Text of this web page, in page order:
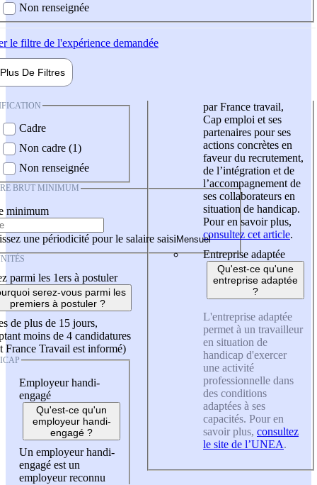
Non renseignée
le filtre de l'expérience demandée
Plus De Filtres
Cadre
Non cadre (1)
Non renseignée
BRUT MINIMUM
minimum
une périodicité pour le salaire saisi
parmi les 1ers à postuler
serez-vous parmi les
premiers à postuler ?
de plus de 15 jours,
moins de 4 candidatures
France Travail est informé)
Employeur handi-
engagé
Qu'est-ce qu'un
employeur handi-
engagé ?
Un employeur handi-
engagé est un
employeur reconnu
par France travail,
Cap emploi et ses
partenaires pour ses
actions concrètes en
faveur du recrutement,
de l’intégration et de
l’accompagnement de
ses collaborateurs en
situation de handicap.
Pour en savoir plus,
consultez cet article.
Entreprise adaptée
Qu'est-ce qu'une
entreprise adaptée
?
L'entreprise adaptée
permet à un travailleur
en situation de
handicap d'exercer
une activité
professionnelle dans
des conditions
adaptées à ses
capacités. Pour en
savoir plus, consultez
le site de l’UNEA.